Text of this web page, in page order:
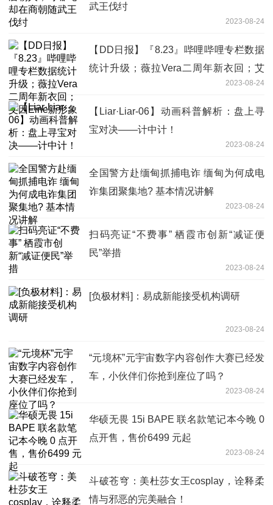
武王伐纣
2023-08-24
【DD日报】『8.23』哔哩哔哩专栏数据
统计升级；薇拉Vera二周年新衣回；艾
2023-08-24
【Liar·Liar-06】动画科普解析：盘上寻
宝对决——计中计！
2023-08-24
全国警方赴缅甸抓捕电诈 缅甸为何成电
诈集团聚集地? 基本情况讲解
2023-08-24
扫码亮证“不费事” 栖霞市创新“减证便
民”举措
2023-08-24
[负极材料]：易成新能接受机构调研
2023-08-24
“元境杯”元宇宙数字内容创作大赛已经发
车，小伙伴们你抢到座位了吗？
2023-08-24
华硕无畏 15i BAPE 联名款笔记本今晚 0
点开售，售价6499 元起
2023-08-24
斗破苍穹：美杜莎女王cosplay，诠释柔
情与邪恶的完美融合！